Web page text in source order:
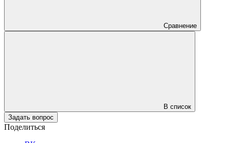
Сравнение
В список
Задать вопрос
Поделиться